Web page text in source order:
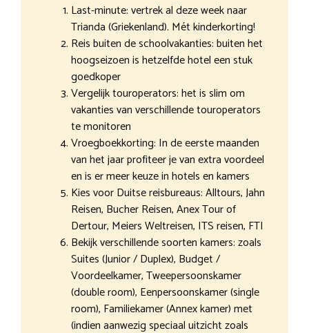
Last-minute: vertrek al deze week naar
Trianda (Griekenland). Mét kinderkorting!
Reis buiten de schoolvakanties: buiten het
hoogseizoen is hetzelfde hotel een stuk
goedkoper
Vergelijk touroperators: het is slim om
vakanties van verschillende touroperators
te monitoren
Vroegboekkorting: In de eerste maanden
van het jaar profiteer je van extra voordeel
en is er meer keuze in hotels en kamers
Kies voor Duitse reisbureaus: Alltours, Jahn
Reisen, Bucher Reisen, Anex Tour of
Dertour, Meiers Weltreisen, ITS reisen, FTI
Bekijk verschillende soorten kamers: zoals
Suites (Junior / Duplex), Budget /
Voordeelkamer, Tweepersoonskamer
(double room), Eenpersoonskamer (single
room), Familiekamer (Annex kamer) met
(indien aanwezig speciaal uitzicht zoals